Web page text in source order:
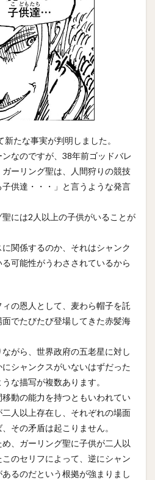
たな事実が判明しました。
なのですが、38年前ゴッドバレ
ーリング聖は、人間狩りの競技
供達・・・」と言うような発言
には2人以上の子供がいることが
関係するのか、それはシャンク
可能性がうわさされているから
の恩人として、麦わら帽子を託
でたびたび登場してきた赤髪海
がら、世界政府の五老星に対し
シャンクスがいないはずだった
な描写が複数あります。
動の能力を持つともいわれてい
人以上存在し、それぞれの場面
その矛盾は起こりません。
、ガーリング聖に子供が二人以
このセリフによって、逆にシャン
るのだという根拠が強まりまし